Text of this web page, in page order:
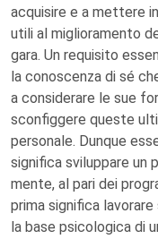
acquisire e a mettere
utili al miglioramento
gara. Un requisito
la conoscenza di sé
a considerare le sue
sconfiggere queste
personale. Dunque
significa sviluppare un
mente, al pari dei
prima significa
la base psicologica di